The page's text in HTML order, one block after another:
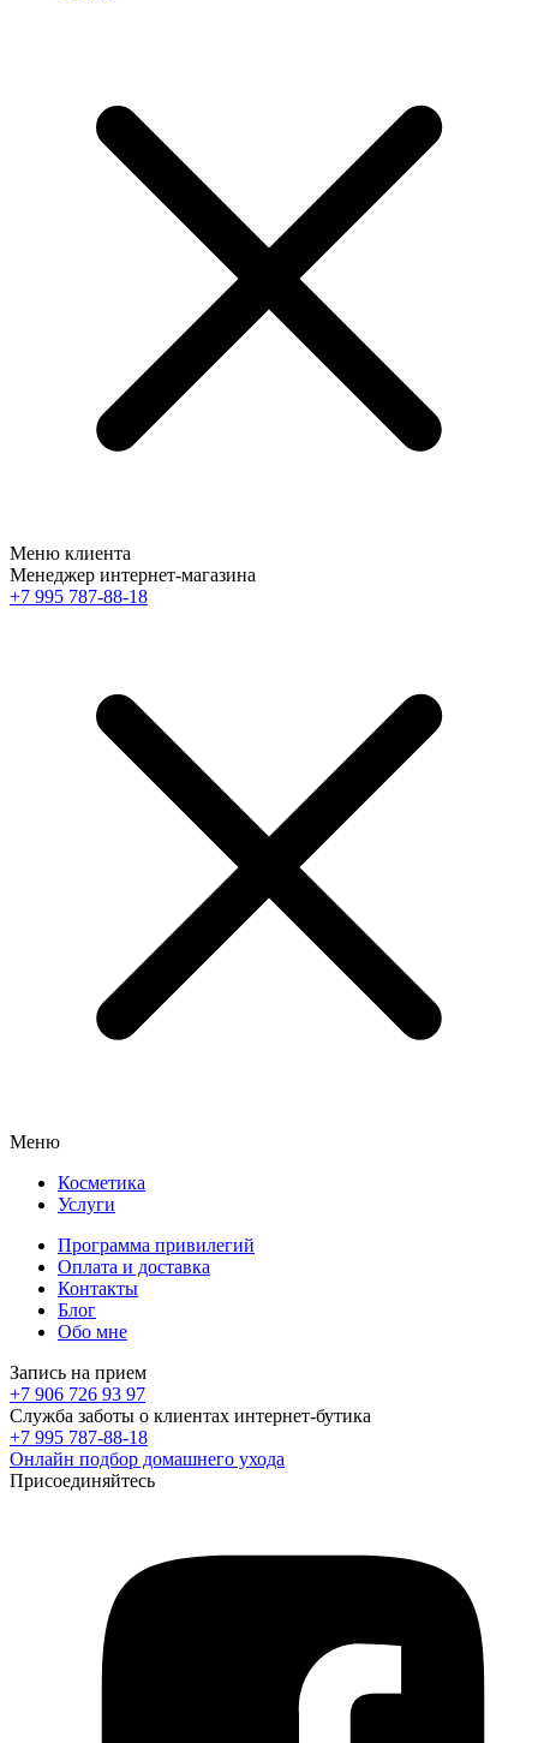
Меню клиента
Менеджер интернет-магазина
+7 995 787-88-18
Меню
Косметика
Услуги
Программа привилегий
Оплата и доставка
Контакты
Блог
Обо мне
Запись на прием
+7 906 726 93 97
Служба заботы о клиентах интернет-бутика
+7 995 787-88-18
Онлайн подбор домашнего ухода
Присоединяйтесь